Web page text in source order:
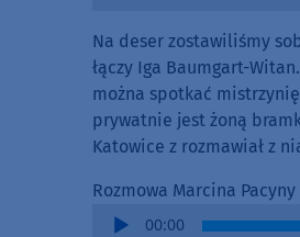
Na deser zostawiliśmy
łączy Iga Baumgart-
można spotkać
prywatnie jest żoną
Katowice z rozmawiał z
Rozmowa Marcina
Audio
00:00